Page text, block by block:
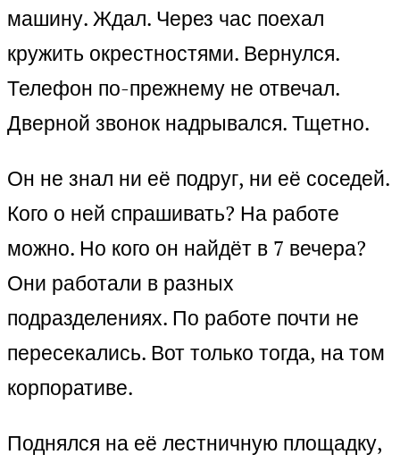
машину. Ждал. Через час поехал
кружить окрестностями. Вернулся.
Телефон по-прежнему не отвечал.
Дверной звонок надрывался. Тщетно.
Он не знал ни её подруг, ни её соседей.
Кого о ней спрашивать? На работе
можно. Но кого он найдёт в 7 вечера?
Они работали в разных
подразделениях. По работе почти не
пересекались. Вот только тогда, на том
корпоративе.
Поднялся на её лестничную площадку,